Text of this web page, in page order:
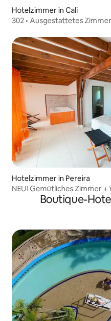
Hotelzimmer in Cali
302 • Ausgestattetes
Hotelzimmer in Pereira
NEU! Gemütliches Zimmer +
Parkplatz + Klimaanlage @
Boutique-